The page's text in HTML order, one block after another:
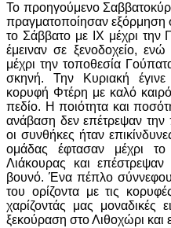
Το προηγούμενο
πραγματοποίησαν εξόρμηση
το Σάββατο με ΙΧ μέχρι την
έμειναν σε ξενοδοχείο,
μέχρι την τοποθεσία
σκηνή. Την Κυριακή
κορυφή Φτέρη με καλό
πεδίο. Η ποιότητα και
ανάβαση δεν επέτρεψαν
οι συνθήκες ήταν
ομάδας έφτασαν μέχρι
Λιάκουρας και
βουνό. Ένα πέπλο
του ορίζοντα με τις
χαρίζοντάς μας μοναδικές
ξεκούραση στο Λιθοχώρι και